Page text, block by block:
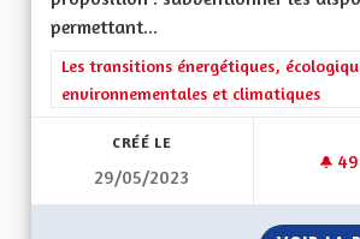
permettant...
Filtrer les résultats de la catégorie :
Les transitions énergétiques,
environnementales et climatiques
CRÉÉ LE
29/05/2023
49